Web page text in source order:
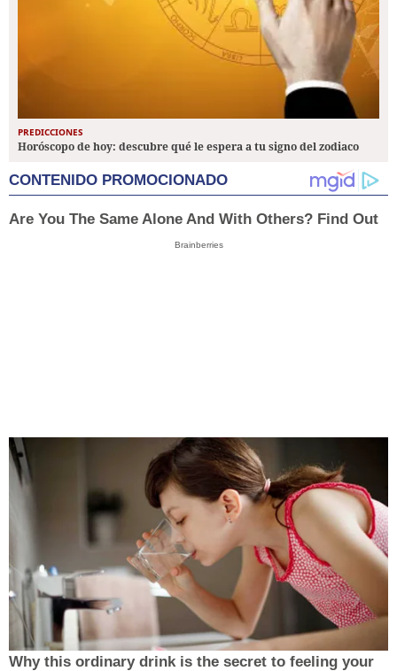
PREDICCIONES
Horóscopo de hoy: descubre qué le espera a tu signo del zodiaco
CONTENIDO PROMOCIONADO
Are You The Same Alone And With Others? Find Out
Brainberries
Why this ordinary drink is the secret to feeling your